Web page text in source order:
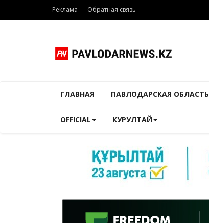
Реклама Обратная связь
ГЛАВНАЯ ПАВЛОДАРСКАЯ ОБЛАСТЬ
OFFICIAL КУРУЛТАЙ